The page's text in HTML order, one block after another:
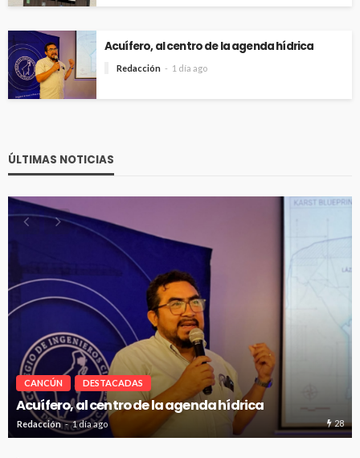
Acuífero, al centro de la agenda hídrica
Redacción 1 día ago
ÚLTIMAS NOTICIAS
CANCÚN DESTACADAS
Acuífero, al centro de la agenda hídrica
Redacción 1 día ago 28